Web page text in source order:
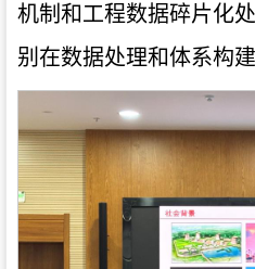
机制和工程数据碎片化
别在数据处理和体系构